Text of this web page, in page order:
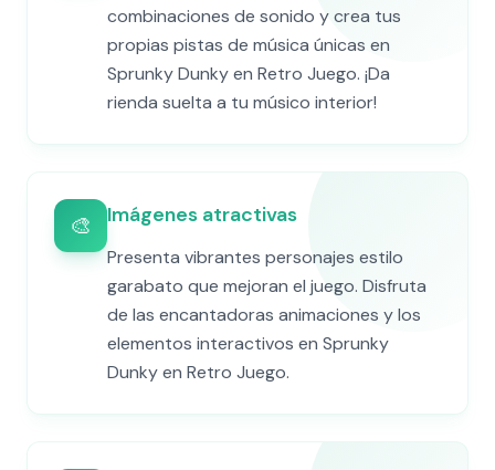
combinaciones de sonido y crea tus
propias pistas de música únicas en
Sprunky Dunky en Retro Juego. ¡Da
rienda suelta a tu músico interior!
🎨 Imágenes atractivas
Presenta vibrantes personajes estilo
garabato que mejoran el juego. Disfruta
de las encantadoras animaciones y los
elementos interactivos en Sprunky
Dunky en Retro Juego.